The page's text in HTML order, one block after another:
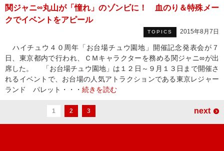
関ジャニ∞丸山が「憧れ」のゾンビに！ 血のり＆特殊メー
クでイベントをアピール
TOPICS 2015年8月7日
ハイチュウ４０周年「お台場チュウ園地」開催記念発表会が７
日、東京都内で行われ、ＣＭキャラクターを務める関ジャニ∞が出
席した。 「お台場チュウ園地」は１２日～９月１３日まで開催さ
れるイベントで、お台場の人気アトラクションである東京レジャー
ランド パレット・・・ 続きを読む
1 2 3 next